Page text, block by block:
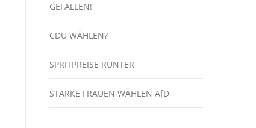
GEFALLEN!
CDU WÄHLEN?
SPRITPREISE RUNTER
STARKE FRAUEN WÄHLEN AfD